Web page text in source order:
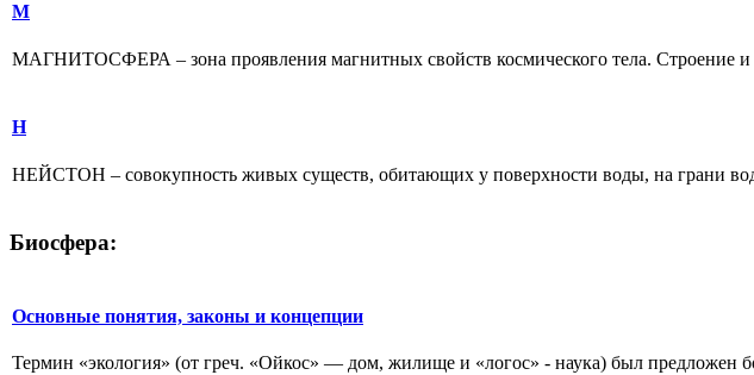
М
МАГНИТОСФЕРА – зона проявления магнитных свойств космического тела. Строение
Н
НЕЙСТОН – совокупность живых существ, обитающих у поверхности воды, на грани
Биосфера:
Основные понятия, законы и концепции
Термин «экология» (от греч. «Ойкос» — дом, жилище и «ло­гос» - наука) был предложен